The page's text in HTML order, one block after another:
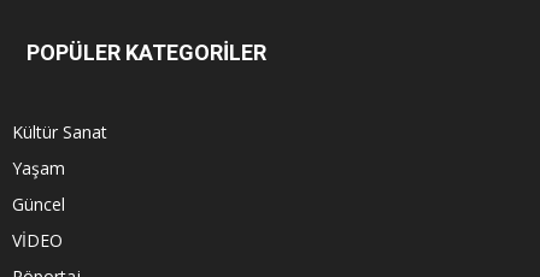
POPÜLER KATEGORİLER
Kültür Sanat
Yaşam
Güncel
VİDEO